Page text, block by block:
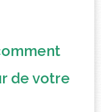
de votre